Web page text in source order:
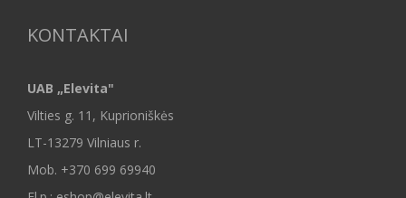
KONTAKTAI
UAB „Elevita"
Vilties g. 11, Kuprioniškės
LT-13279 Vilniaus r.
Mob. +370 699 69940